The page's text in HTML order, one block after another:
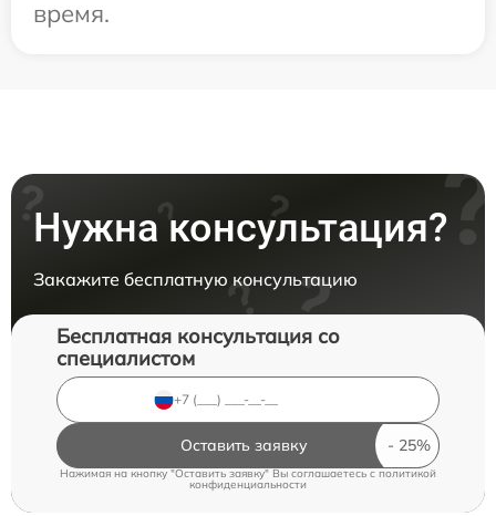
время.
Нужна консультация?
Закажите бесплатную консультацию
Бесплатная консультация со
специалистом
Оставить заявку
Нажимая на кнопку "Оставить заявку" Вы соглашаетесь cполитикой
конфиденциальности